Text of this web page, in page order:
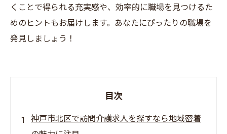
くことで得られる充実感や、効率的に職場を見つけるた
めのヒントもお届けします。あなたにぴったりの職場を
発見しましょう！
目次
神戸市北区で訪問介護求人を探すなら地域密着